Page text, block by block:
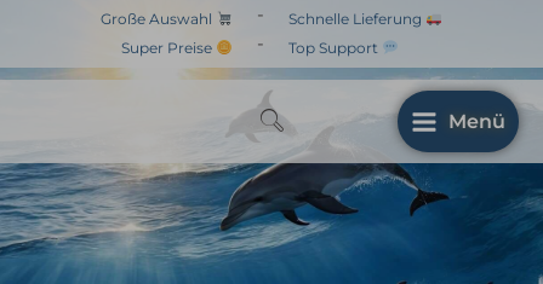
springen
Große Auswahl
Super Preise
-
-
Schnelle Lieferung
Top Support
Menü
Neurosagena® B-
Komplex active Gold